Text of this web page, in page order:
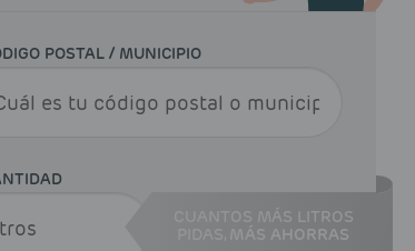
POSTAL / MUNICIPIO
CUANTOS MÁS LITROS
MÁS AHORRAS